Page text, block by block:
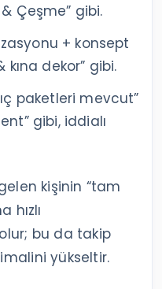
Çeşme” gibi.
+ konsept
kına dekor” gibi.
paketleri mevcut”
gibi, iddialı
kişinin “tam
hızlı
bu da takip
yükseltir.